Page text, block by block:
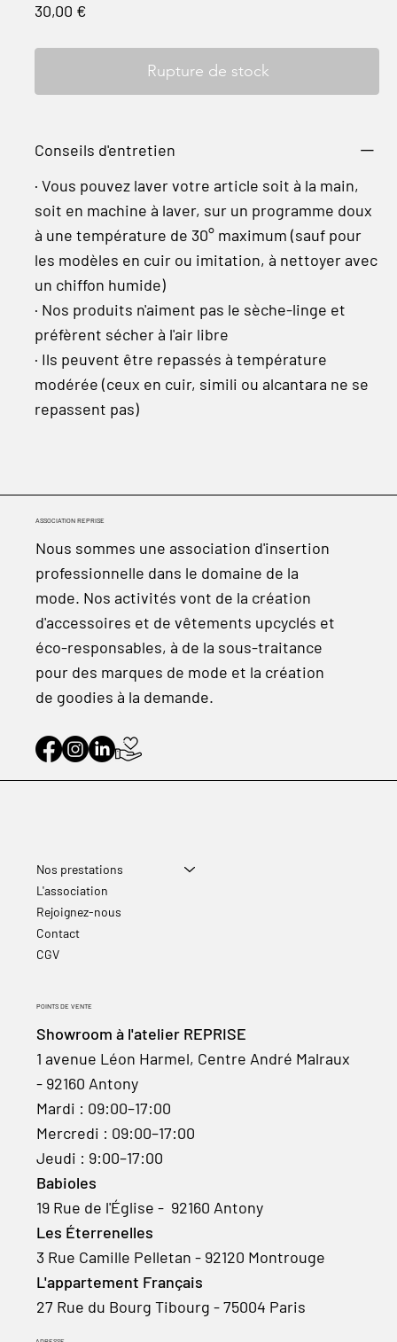
30,00 €
Rupture de stock
Conseils d'entretien
· Vous pouvez laver votre article soit à la main,
soit en machine à laver, sur un programme doux
à une température de 30° maximum (sauf pour
les modèles en cuir ou imitation, à nettoyer avec
un chiffon humide)
· Nos produits n'aiment pas le sèche-linge et
préfèrent sécher à l'air libre
· Ils peuvent être repassés à température
modérée (ceux en cuir, simili ou alcantara ne se
repassent pas)
ASSOCIATION REPRISE
Nous sommes une association d'insertion
professionnelle dans le domaine de la
mode. Nos activités vont de la création
d'accessoires et de vêtements upcyclés et
éco-responsables, à de la sous-traitance
pour des marques de mode et la création
de goodies à la demande.
POINTS DE VENTE
Showroom à l'atelier REPRISE
1 avenue Léon Harmel, Centre André Malraux
- 92160 Antony
Mardi : 09:00–17:00
Mercredi : 09:00–17:00
Jeudi : 9:00–17:00
Babioles
19 Rue de l'Église - 92160 Antony
Les Éterrenelles
3 Rue Camille Pelletan - 92120 Montrouge
L'appartement Français
27 Rue du Bourg Tibourg - 75004 Paris
Nos prestations
L'association
Rejoignez-nous
Contact
CGV